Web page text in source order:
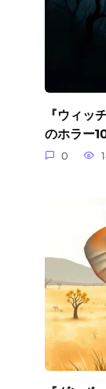
『ウィッ
のホラー
0